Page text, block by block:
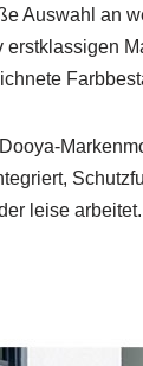
Auswahl an
erstklassigen
leise